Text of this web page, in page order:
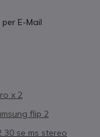
E-Mail
x 2
flip 2
30 se ms stereo